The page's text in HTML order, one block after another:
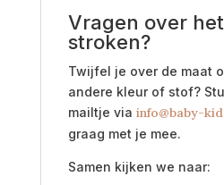
Vragen over
stroken?
Twijfel je over de maat
andere kleur of stof?
mailtje via info@baby-
graag met je mee.
Samen kijken we naar: